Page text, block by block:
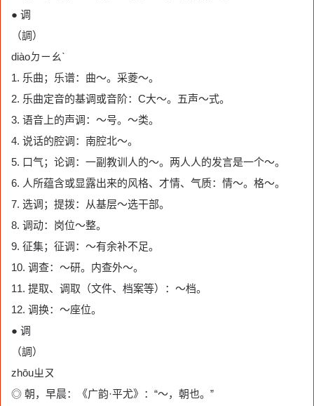
● 调
（調）
diàoㄉㄧㄠˋ
1. 乐曲；乐谱：曲～。采菱～。
2. 乐曲定音的基调或音阶：C大～。五声～式。
3. 语音上的声调：～号。～类。
4. 说话的腔调：南腔北～。
5. 口气；论调：一副教训人的～。两人人的发言是一个～。
6. 人所蕴含或显露出来的风格、才情、气质：情～。格～。
7. 选调；提拨：从基层～选干部。
8. 调动：岗位～整。
9. 征集；征调：～有余补不足。
10. 调查：～研。内查外～。
11. 提取、调取（文件、档案等）：～档。
12. 调换：～座位。
● 调
（調）
zhōuㄓㄡ
◎ 朝，早晨：《广韵·平尤》：“～，朝也。”